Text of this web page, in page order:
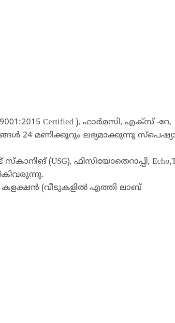
Certified ), ഫാര്‍മസി, എക്‌സ് -റേ,
24 മണിക്കൂറും ലഭ്യമാക്കുന്നു
(USG), ഫിസിയോതെറാപ്പി,
കളക്ഷൻ (വീടുകളിൽ എത്തി ലാബ്